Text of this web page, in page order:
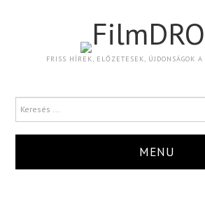
FRISS HÍREK, ELŐZETESEK, ÚJDONSÁGOK
MENU